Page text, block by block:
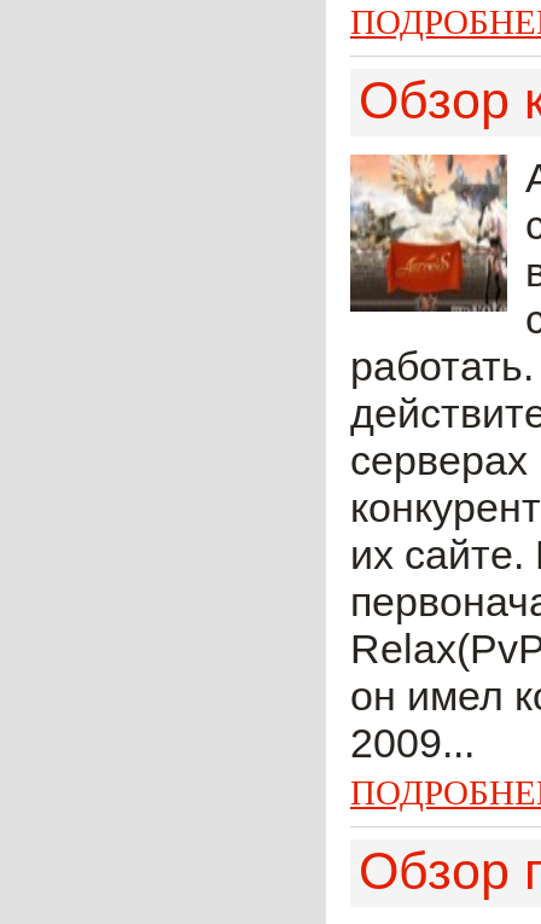
Обзор
серверах
их
он имел
2009...
Обзор